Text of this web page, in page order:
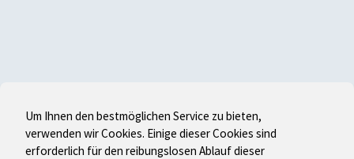
Um Ihnen den bestmöglichen Service zu bieten,
verwenden wir Cookies. Einige dieser Cookies sind
erforderlich für den reibungslosen Ablauf dieser